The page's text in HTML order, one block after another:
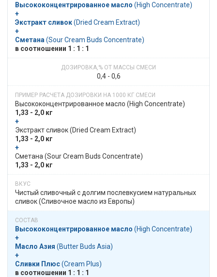
Высоко­­концентри­рован­ное масло ​​ (High Concentrate)
+
Экстракт сливок​​ (Dried Cream Extract)
+
Сметана ​​ (Sour Cream Buds Concentrate)
в​​ соотношении​​ 1 : 1 : 1
0,4 - 0,6
Высоко­­концентри­рован­ное масло​​ (High Concentrate)
1,33 - 2,0 кг
+
​​ Экстракт сливок​​ (Dried Cream Extract)
1,33 - 2,0 кг
+
​​ Сметана​​ (Sour Cream Buds Concentrate)
1,33 - 2,0 кг
Чистый сливочный с долгим послевкусием натуральных
сливок (Сливочное масло из Европы)
Высоко­­концентри­рован­ное масло ​​ (High Concentrate)
+
Масло Азия ​​ (Butter Buds Asia)
+
Сливки Плюс​​ (Cream Plus)
в​​ соотношении​​ 1 : 1 : 1